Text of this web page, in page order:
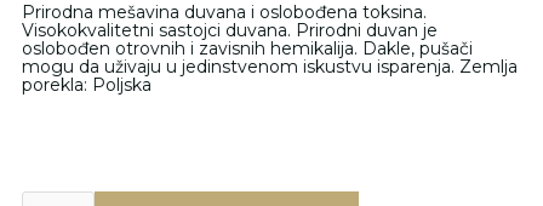
Prirodna mešavina duvana i oslobođena toksina.
Visokokvalitetni sastojci duvana. Prirodni duvan je
oslobođen otrovnih i zavisnih hemikalija. Dakle, pušači
mogu da uživaju u jedinstvenom iskustvu isparenja. Zemlja
porekla: Poljska